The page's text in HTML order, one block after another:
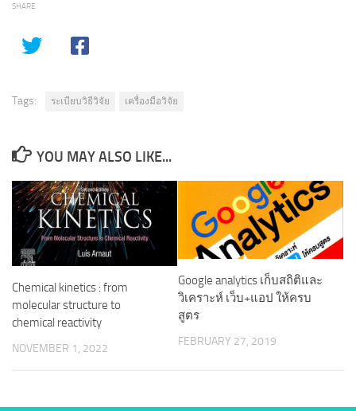
SHARE
Tags: ระเบียบวิธีวิจัย เครื่องมือวิจัย
YOU MAY ALSO LIKE...
Chemical kinetics : from
molecular structure to
chemical reactivity
NOVEMBER 1, 2022
Google analytics เก็บสถิติและ
วิเคราะห์ เว็บ+แอป ให้ครบ
สูตร
FEBRUARY 27, 2019